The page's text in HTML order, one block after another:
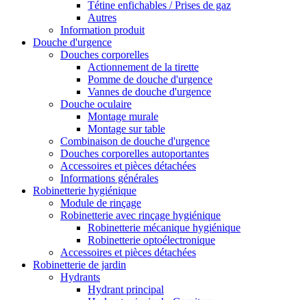
Tétine enfichables / Prises de gaz
Autres
Information produit
Douche d'urgence
Douches corporelles
Actionnement de la tirette
Pomme de douche d'urgence
Vannes de douche d'urgence
Douche oculaire
Montage murale
Montage sur table
Combinaison de douche d'urgence
Douches corporelles autoportantes
Accessoires et pièces détachées
Informations générales
Robinetterie hygiénique
Module de rinçage
Robinetterie avec rinçage hygiénique
Robinetterie mécanique hygiénique
Robinetterie optoélectronique
Accessoires et pièces détachées
Robinetterie de jardin
Hydrants
Hydrant principal